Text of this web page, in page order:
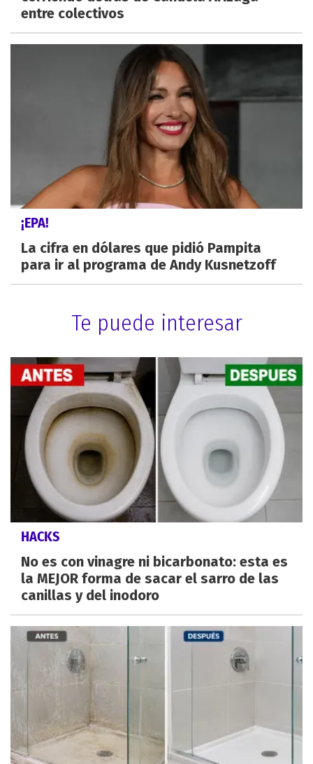
entre colectivos
¡EPA!
La cifra en dólares que pidió Pampita
para ir al programa de Andy Kusnetzoff
Te puede interesar
HACKS
No es con vinagre ni bicarbonato: esta es
la MEJOR forma de sacar el sarro de las
canillas y del inodoro